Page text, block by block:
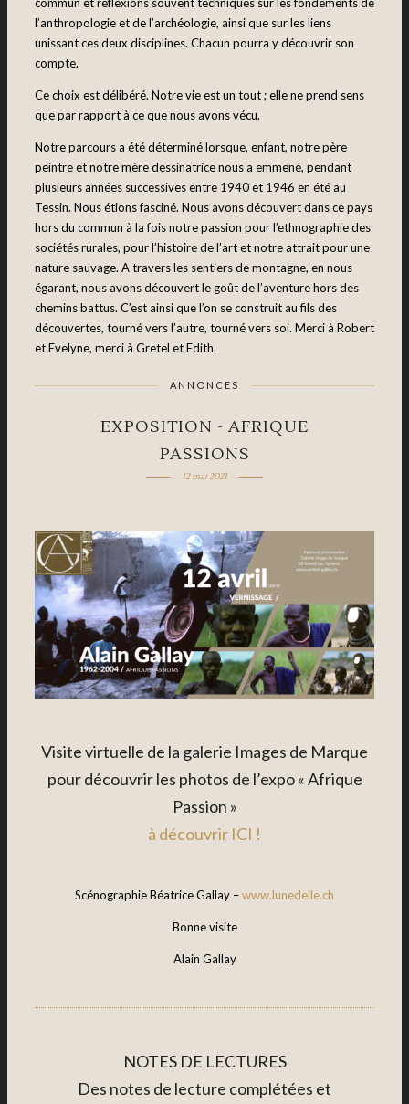
l’anthropologie et de l’archéologie, ainsi que sur les liens
unissant ces deux disciplines. Chacun pourra y découvrir son
compte.
Ce choix est délibéré. Notre vie est un tout ; elle ne prend sens
que par rapport à ce que nous avons vécu.
Notre parcours a été déterminé lorsque, enfant, notre père
peintre et notre mère dessinatrice nous a emmené, pendant
plusieurs années successives entre 1940 et 1946 en été au
Tessin. Nous étions fasciné. Nous avons découvert dans ce pays
hors du commun à la fois notre passion pour l’ethnographie des
sociétés rurales, pour l’histoire de l’art et notre attrait pour une
nature sauvage. A travers les sentiers de montagne, en nous
égarant, nous avons découvert le goût de l’aventure hors des
chemins battus. C’est ainsi que l’on se construit au fils des
découvertes, tourné vers l’autre, tourné vers soi. Merci à Robert
et Evelyne, merci à Gretel et Edith.
ANNONCES
EXPOSITION - AFRIQUE
PASSIONS
12 mai 2021
Visite virtuelle de la galerie Images de Marque
pour découvrir les photos de l’expo « Afrique
Passion »
à découvrir ICI !
Scénographie Béatrice Gallay –www.lunedelle.ch
Bonne visite
Alain Gallay
NOTES DE LECTURES
Des notes de lecture complétées et